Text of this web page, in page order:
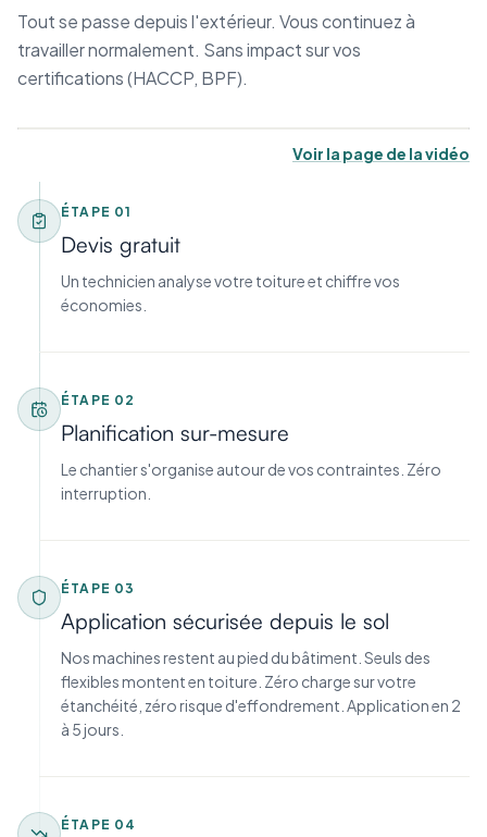
Tout se passe depuis l'extérieur. Vous continuez à
travailler normalement. Sans impact sur vos
certifications (HACCP, BPF).
Voir la page de la vidéo
ÉTAPE 01
Devis gratuit
Un technicien analyse votre toiture et chiffre vos
économies.
ÉTAPE 02
Planification sur-mesure
Le chantier s'organise autour de vos contraintes. Zéro
interruption.
ÉTAPE 03
Application sécurisée depuis le sol
Nos machines restent au pied du bâtiment. Seuls des
flexibles montent en toiture. Zéro charge sur votre
étanchéité, zéro risque d'effondrement. Application en 2
à 5 jours.
ÉTAPE 04